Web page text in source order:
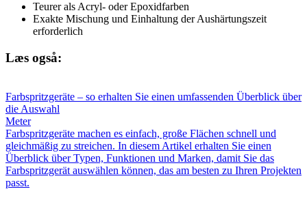
Teurer als Acryl- oder Epoxidfarben
Exakte Mischung und Einhaltung der Aushärtungszeit
erforderlich
Læs også:
Farbspritzgeräte – so erhalten Sie einen umfassenden Überblick über
die Auswahl
Meter
Farbspritzgeräte machen es einfach, große Flächen schnell und
gleichmäßig zu streichen. In diesem Artikel erhalten Sie einen
Überblick über Typen, Funktionen und Marken, damit Sie das
Farbspritzgerät auswählen können, das am besten zu Ihren Projekten
passt.